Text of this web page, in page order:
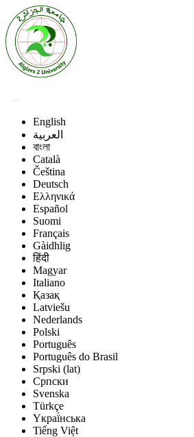
English
العربية
বাংলা
Català
Čeština
Deutsch
Ελληνικά
Español
Suomi
Français
Gàidhlig
हिंदी
Magyar
Italiano
Қазақ
Latviešu
Nederlands
Polski
Português
Português do Brasil
Srpski (lat)
Српски
Svenska
Türkçe
Yкраї́нська
Tiếng Việt